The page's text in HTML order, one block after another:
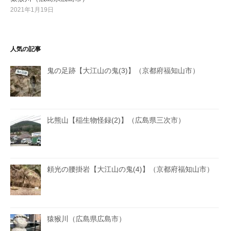
2021年1月19日
人気の記事
鬼の足跡【大江山の鬼(3)】（京都府福知山市）
比熊山【稲生物怪録(2)】（広島県三次市）
頼光の腰掛岩【大江山の鬼(4)】（京都府福知山市）
猿猴川（広島県広島市）